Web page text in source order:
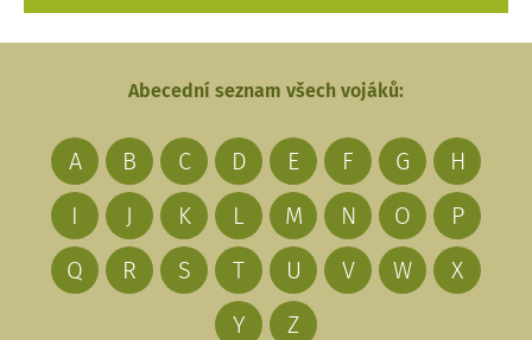
Abecední seznam všech vojáků:
A B C D E F G
H
I
J K L M N O
P
Q
R S T U V W
X
Y
Z